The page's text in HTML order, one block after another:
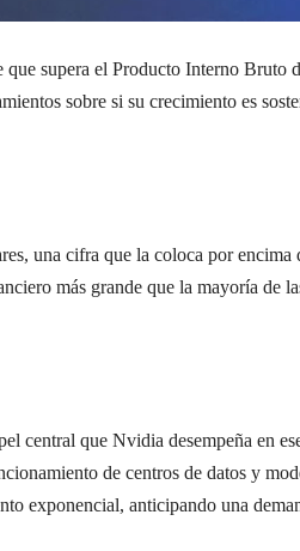
supera el Producto Interno Bruto
sobre si su crecimiento es
una cifra que la coloca por
más grande que la mayoría de
central que Nvidia desempeña en
de centros de datos y
exponencial, anticipando una